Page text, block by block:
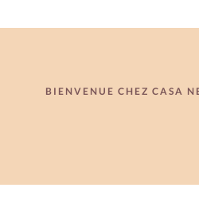
BIENVENUE CHEZ CASA